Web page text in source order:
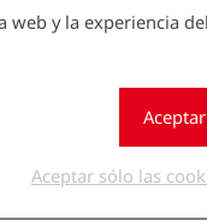
web y la experiencia
Aceptar
Aceptar sólo las